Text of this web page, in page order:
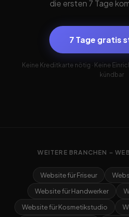
die ersten 7 Tage
7 Tage gratis
Keine Kreditkarte nötig · Keine
kündbar
WEITERE BRANCHEN –
Website für Friseur
Website für Handwerker
Website für Kosmetikstudio